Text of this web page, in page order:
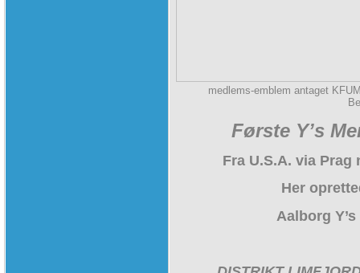
medlems-emblem antaget
Første Y’s
Fra U.S.A. via Prag
Her
Aalborg